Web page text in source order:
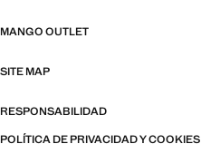
MANGO OUTLET
SITE MAP
RESPONSABILIDAD
POLÍTICA DE PRIVACIDAD Y COOKIES